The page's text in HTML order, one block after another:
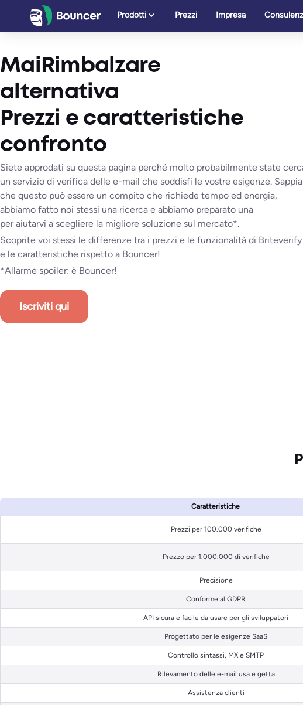
Prodotti Prezzi Impresa
MaiRimbalzare
alternativa
Prezzi e caratteristiche
confronto
Siete approdati su questa pagina perché molto probabilmente state
un servizio di verifica delle e-mail che soddisfi le vostre esigenze.
che questo può essere un compito che richiede tempo ed energia,
abbiamo fatto noi stessi una ricerca e abbiamo preparato una
per aiutarvi a scegliere la migliore soluzione sul mercato*.
Scoprite voi stessi le differenze tra i prezzi e le funzionalità di Briteverify
e le caratteristiche rispetto a Bouncer!
*Allarme spoiler: è Bouncer!
Iscriviti qui
Caratteristiche
Prezzi per 100.000 verifiche
Prezzo per 1.000.000 di verifiche
Precisione
Conforme al GDPR
API sicura e facile da usare per gli sviluppatori
Progettato per le esigenze SaaS
Controllo sintassi, MX e SMTP
Rilevamento delle e-mail usa e getta
Assistenza clienti